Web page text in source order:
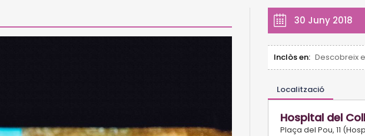
30 Juny 2018
Inclòs en: Descobreix
Localització
Hospital del
Plaça del Pou, 11